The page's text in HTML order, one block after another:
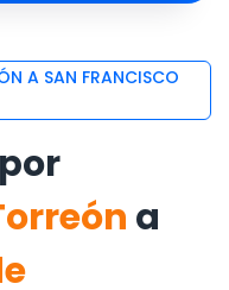
A SAN FRANCISCO
a